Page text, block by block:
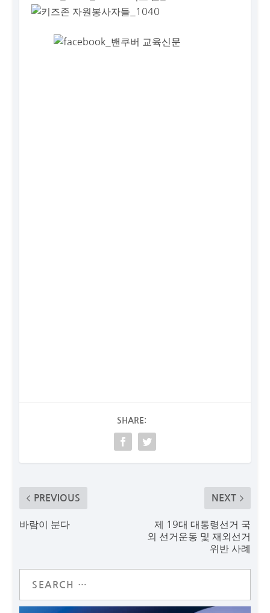
SHARE:
PREVIOUS
바람이 분다
NEXT
제 19대 대통령선거 국
외 선거운동 및 재외선거
위반 사례